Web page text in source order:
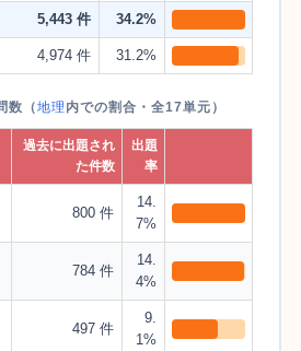
5,443 件 34.2%
4,974 件 31.2%
数（地理 内での割合・全17単元）
過去に出題され
た件数
出題
率
800 件
14.
7%
784 件
14.
4%
497 件
9.
1%